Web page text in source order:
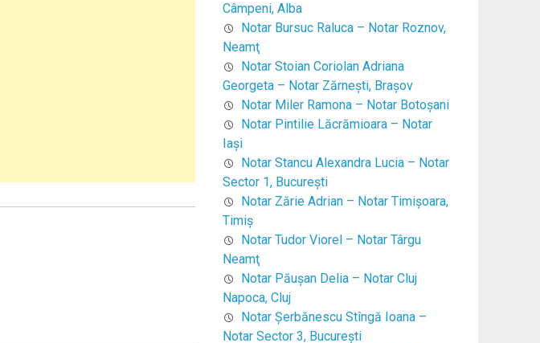
Câmpeni, Alba
Notar Bursuc Raluca – Notar Roznov,
Neamţ
Notar Stoian Coriolan Adriana
Georgeta – Notar Zărneşti, Braşov
Notar Miler Ramona – Notar Botoşani
Notar Pintilie Lăcrămioara – Notar
Iaşi
Notar Stancu Alexandra Lucia – Notar
Sector 1, Bucureşti
Notar Zărie Adrian – Notar Timişoara,
Timiş
Notar Tudor Viorel – Notar Târgu
Neamţ
Notar Păuşan Delia – Notar Cluj
Napoca, Cluj
Notar Şerbănescu Stîngă Ioana –
Notar Sector 3, Bucureşti